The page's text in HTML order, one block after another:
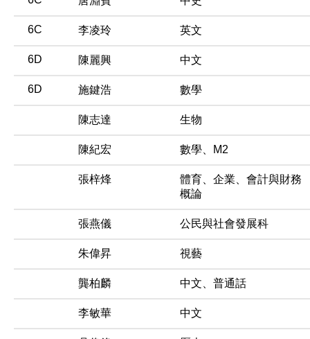
6C 李凌玲 英文
6D 陳麗興 中文
6D 施鍵浩 數學
陳志達 生物
陳紀宏 數學、M2
張梓烽
體育、企業、會計與財務
概論
張燕儀 公民與社會發展科
朱偉昇 視藝
龔柏麟 中文、普通話
李敏華 中文